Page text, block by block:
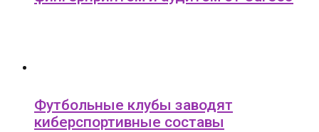
Футбольные клубы заводят
киберспортивные составы